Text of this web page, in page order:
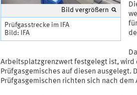
Bild vergrößern
Prüfgasstrecke im IFA
Bild: IFA
Arbeitsplatzgrenzwert festgelegt ist, wird
Prüfgasgemisches auf diesen ausgelegt.
Prüfgasgemischen richten sich nach dem